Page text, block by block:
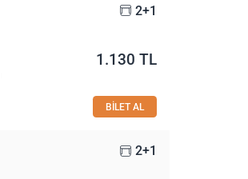
2+1
1.130 TL
BİLET AL
2+1